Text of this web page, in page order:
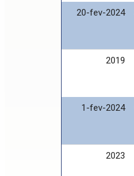
20-fev-2024
2019
1-fev-2024
2023